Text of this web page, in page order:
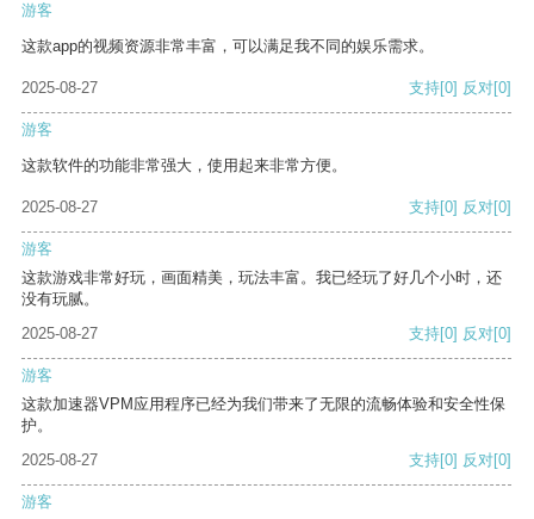
游客
这款app的视频资源非常丰富，可以满足我不同的娱乐需求。
2025-08-27 支持[0] 反对[0]
游客
这款软件的功能非常强大，使用起来非常方便。
2025-08-27 支持[0] 反对[0]
游客
这款游戏非常好玩，画面精美，玩法丰富。我已经玩了好几个小时，还
没有玩腻。
2025-08-27
支持[0] 反对[0]
游客
这款加速器VPM应用程序已经为我们带来了无限的流畅体验和安全性保
护。
2025-08-27
支持[0] 反对[0]
游客